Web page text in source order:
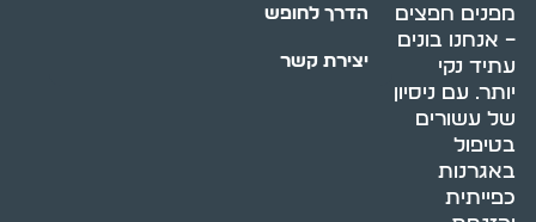
מפנים חפצים
– אנחנו בונים
עתיד נקי
יותר. עם ניסיון
של עשורים
בטיפול
באגרנות
כפייתית
הדרך לחופש
יצירת קשר